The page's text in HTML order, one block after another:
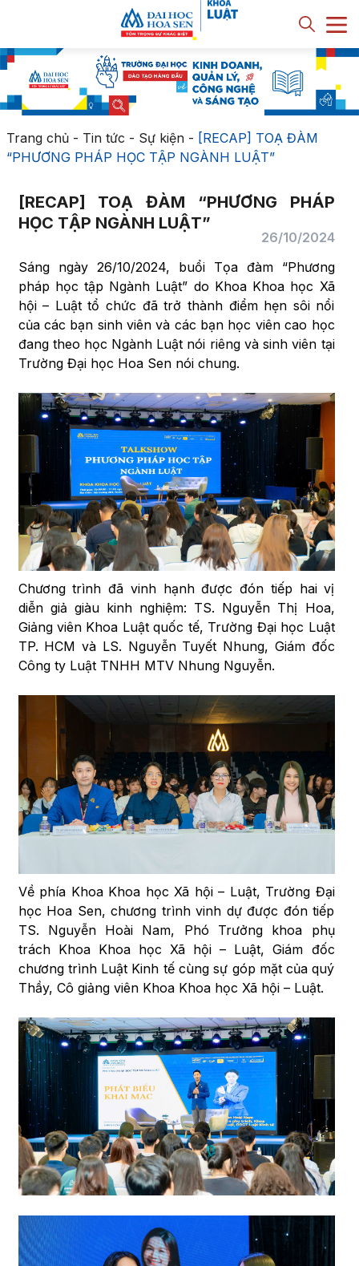
Trang chủ- Tin tức - Sự kiện- [RECAP] TOẠ ĐÀM
“PHƯƠNG PHÁP HỌC TẬP NGÀNH LUẬT”
[RECAP] TOẠ ĐÀM “PHƯƠNG PHÁP
HỌC TẬP NGÀNH LUẬT”
26/10/2024
Sáng ngày 26/10/2024, buổi Tọa đàm “Phương
pháp học tập Ngành Luật” do Khoa Khoa học Xã
hội – Luật tổ chức đã trở thành điểm hẹn sôi nổi
của các bạn sinh viên và các bạn học viên cao học
đang theo học Ngành Luật nói riêng và sinh viên tại
Trường Đại học Hoa Sen nói chung.
Chương trình đã vinh hạnh được đón tiếp hai vị
diễn giả giàu kinh nghiệm: TS. Nguyễn Thị Hoa,
Giảng viên Khoa Luật quốc tế, Trường Đại học Luật
TP. HCM và LS. Nguyễn Tuyết Nhung, Giám đốc
Công ty Luật TNHH MTV Nhung Nguyễn.
Về phía Khoa Khoa học Xã hội – Luật, Trường Đại
học Hoa Sen, chương trình vinh dự được đón tiếp
TS. Nguyễn Hoài Nam, Phó Trưởng khoa phụ
trách Khoa Khoa học Xã hội – Luật, Giám đốc
chương trình Luật Kinh tế cùng sự góp mặt của quý
Thầy, Cô giảng viên Khoa Khoa học Xã hội – Luật.